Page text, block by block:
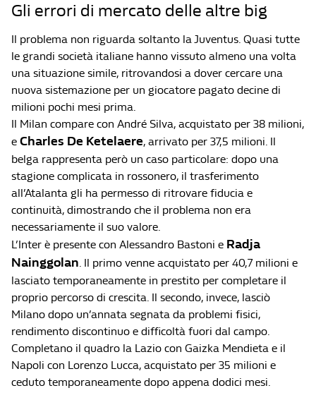
Gli errori di mercato delle altre big
Il problema non riguarda soltanto la Juventus. Quasi tutte
le grandi società italiane hanno vissuto almeno una volta
una situazione simile, ritrovandosi a dover cercare una
nuova sistemazione per un giocatore pagato decine di
milioni pochi mesi prima.
Il Milan compare con André Silva, acquistato per 38 milioni,
e Charles De Ketelaere, arrivato per 37,5 milioni. Il
belga rappresenta però un caso particolare: dopo una
stagione complicata in rossonero, il trasferimento
all’Atalanta gli ha permesso di ritrovare fiducia e
continuità, dimostrando che il problema non era
necessariamente il suo valore.
L’Inter è presente con Alessandro Bastoni e Radja
Nainggolan. Il primo venne acquistato per 40,7 milioni e
lasciato temporaneamente in prestito per completare il
proprio percorso di crescita. Il secondo, invece, lasciò
Milano dopo un’annata segnata da problemi fisici,
rendimento discontinuo e difficoltà fuori dal campo.
Completano il quadro la Lazio con Gaizka Mendieta e il
Napoli con Lorenzo Lucca, acquistato per 35 milioni e
ceduto temporaneamente dopo appena dodici mesi.